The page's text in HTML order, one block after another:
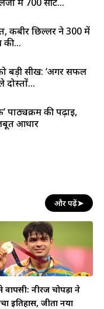
कबीर छिल्लर ने 300 में
बड़ी सीख: ‘अगर सफल
दोस्तों...
पाठ्यक्रम की पढ़ाई,
आधार
और पढ़ें➤
वापसी: नीरज चोपड़ा ने
इतिहास, जीता नया